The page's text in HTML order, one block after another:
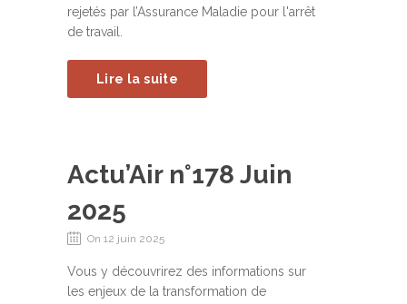
rejetés par l’Assurance Maladie pour l'arrêt
de travail.
Lire la suite
Actu’Air n°178 Juin
2025
On 12 juin 2025
Vous y découvrirez des informations sur
les enjeux de la transformation de